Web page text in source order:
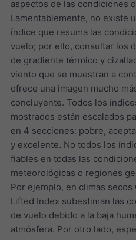
aspectos de las condiciones
Lamentablemente, no existe
índice que resuma las
vuelo; por ello, consultar los
de gradiente térmico y
viento que se muestran a
ofrece una imagen mucho
concluyente. Todos los
mostrados están escalados
en 4 secciones: pobre,
y excelente. No todos los
fiables en todas las
meteorológicas o regiones
Por ejemplo, en climas secos
Lifted Index subestiman las
de vuelo debido a la baja
atmósfera. Por otro lado,